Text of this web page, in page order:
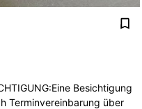
Besichtigung
Terminvereinbarung über